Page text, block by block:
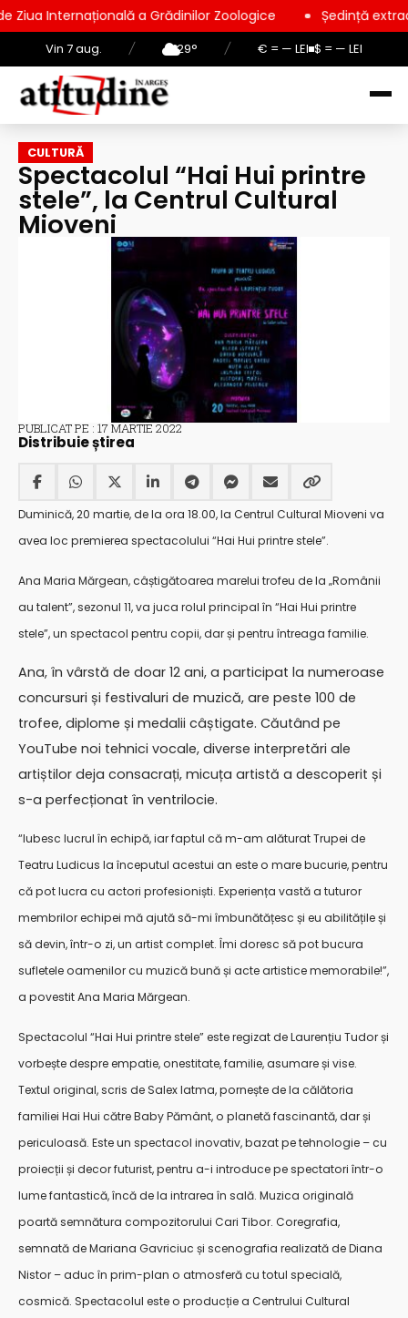
Vin 7 aug. / 29° / € = — LEI $ = — LEI
a Grădinilor Zoologice Ședință extraordinară la
CULTURĂ
Spectacolul “Hai Hui printre
stele”, la Centrul Cultural
Mioveni
PUBLICAT PE : 17 MARTIE 2022
Distribuie știrea
Duminică, 20 martie, de la ora 18.00, la Centrul Cultural Mioveni va
avea loc premierea spectacolului “Hai Hui printre stele”.
Ana Maria Mărgean, câștigătoarea marelui trofeu de la „Românii
au talent”, sezonul 11, va juca rolul principal în “Hai Hui printre
stele”, un spectacol pentru copii, dar și pentru întreaga familie.
Ana, în vârstă de doar 12 ani, a participat la numeroase
concursuri și festivaluri de muzică, are peste 100 de
trofee, diplome și medalii câștigate. Căutând pe
YouTube noi tehnici vocale, diverse interpretări ale
artiștilor deja consacrați, micuța artistă a descoperit și
s-a perfecționat în ventrilocie.
“Iubesc lucrul în echipă, iar faptul că m-am alăturat Trupei de
Teatru Ludicus la începutul acestui an este o mare bucurie, pentru
că pot lucra cu actori profesioniști. Experiența vastă a tuturor
membrilor echipei mă ajută să-mi îmbunătățesc și eu abilitățile și
să devin, într-o zi, un artist complet. Îmi doresc să pot bucura
sufletele oamenilor cu muzică bună și acte artistice memorabile!”,
a povestit Ana Maria Mărgean.
Spectacolul “Hai Hui printre stele” este regizat de Laurențiu Tudor și
vorbește despre empatie, onestitate, familie, asumare și vise.
Textul original, scris de Salex Iatma, pornește de la călătoria
familiei Hai Hui către Baby Pământ, o planetă fascinantă, dar și
periculoasă. Este un spectacol inovativ, bazat pe tehnologie – cu
proiecții și decor futurist, pentru a-i introduce pe spectatori într-o
lume fantastică, încă de la intrarea în sală. Muzica originală
poartă semnătura compozitorului Cari Tibor. Coregrafia,
semnată de Mariana Gavriciuc și scenografia realizată de Diana
Nistor – aduc în prim-plan o atmosferă cu totul specială,
cosmică. Spectacolul este o producție a Centrului Cultural